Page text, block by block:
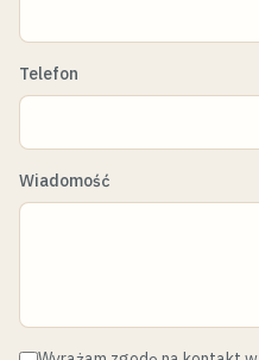
Telefon
Wiadomość